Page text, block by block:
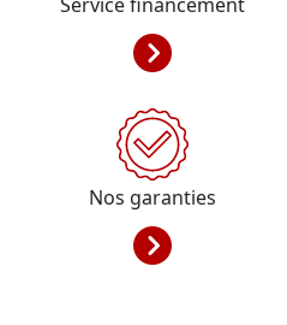
Nos garanties